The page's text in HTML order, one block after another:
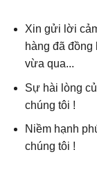
Xin gửi lời
hàng đã đồng
vừa qua...
Sự hài lòng
chúng tôi !
Niềm hạnh
chúng tôi !